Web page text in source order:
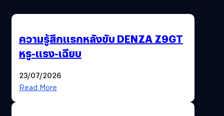
ความรู้สึกแรกหลังขับ DENZA Z9GT
หรู-แรง-เฉียบ
23/07/2026
Read More